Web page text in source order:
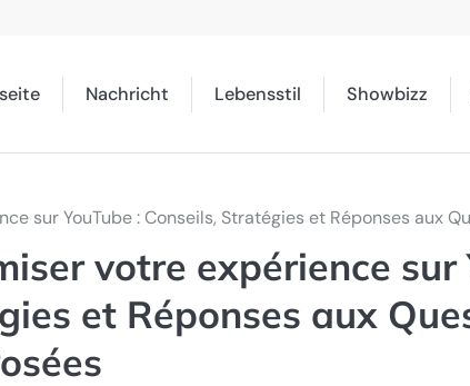
Nachricht Lebensstil Showbizz
sur YouTube : Conseils, Stratégies et Réponses aux
votre expérience sur
et Réponses aux